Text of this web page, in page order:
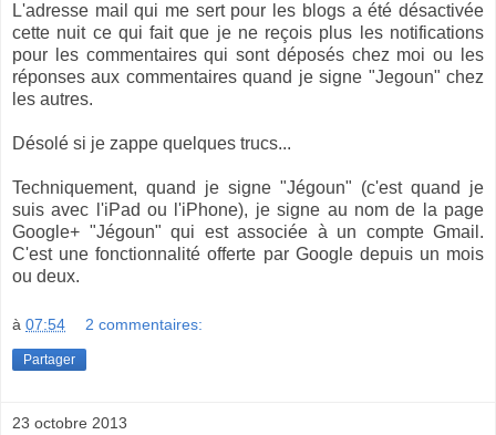
L'adresse mail qui me sert pour les blogs a été désactivée
cette nuit ce qui fait que je ne reçois plus les notifications
pour les commentaires qui sont déposés chez moi ou les
réponses aux commentaires quand je signe "Jegoun" chez
les autres.
Désolé si je zappe quelques trucs...
Techniquement, quand je signe "Jégoun" (c'est quand je
suis avec l'iPad ou l'iPhone), je signe au nom de la page
Google+ "Jégoun" qui est associée à un compte Gmail.
C'est une fonctionnalité offerte par Google depuis un mois
ou deux.
à 07:54 2 commentaires:
Partager
23 octobre 2013